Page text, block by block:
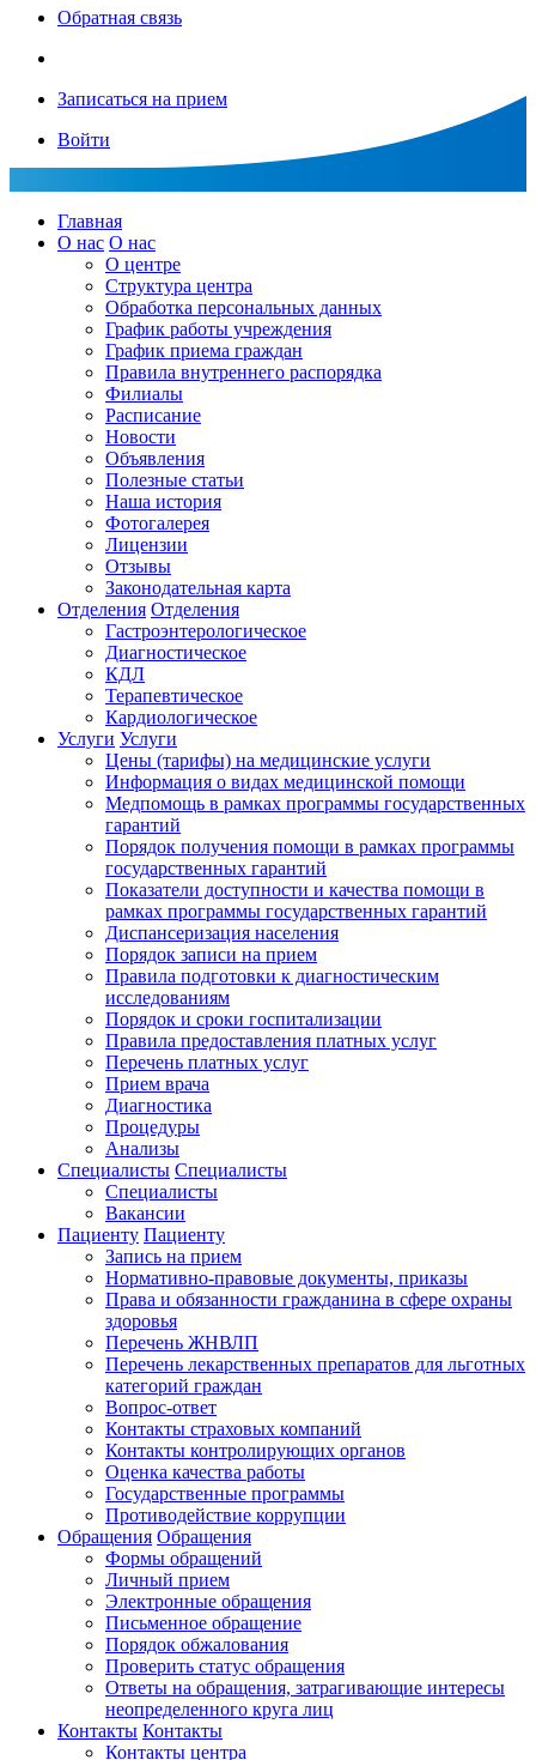
Обратная связь
Записаться на прием
Войти
Главная
О нас О нас
О центре
Структура центра
Обработка персональных данных
График работы учреждения
График приема граждан
Правила внутреннего распорядка
Филиалы
Расписание
Новости
Объявления
Полезные статьи
Наша история
Фотогалерея
Лицензии
Отзывы
Законодательная карта
Отделения Отделения
Гастроэнтерологическое
Диагностическое
КДЛ
Терапевтическое
Кардиологическое
Услуги Услуги
Цены (тарифы) на медицинские услуги
Информация о видах медицинской помощи
Медпомощь в рамках программы государственных
гарантий
Порядок получения помощи в рамках программы
государственных гарантий
Показатели доступности и качества помощи в
рамках программы государственных гарантий
Диспансеризация населения
Порядок записи на прием
Правила подготовки к диагностическим
исследованиям
Порядок и сроки госпитализации
Правила предоставления платных услуг
Перечень платных услуг
Прием врача
Диагностика
Процедуры
Анализы
Специалисты Специалисты
Специалисты
Вакансии
Пациенту Пациенту
Запись на прием
Нормативно-правовые документы, приказы
Права и обязанности гражданина в сфере охраны
здоровья
Перечень ЖНВЛП
Перечень лекарственных препаратов для льготных
категорий граждан
Вопрос-ответ
Контакты страховых компаний
Контакты контролирующих органов
Оценка качества работы
Государственные программы
Противодействие коррупции
Обращения Обращения
Формы обращений
Личный прием
Электронные обращения
Письменное обращение
Порядок обжалования
Проверить статус обращения
Ответы на обращения, затрагивающие интересы
неопределенного круга лиц
Контакты Контакты
Контакты центра